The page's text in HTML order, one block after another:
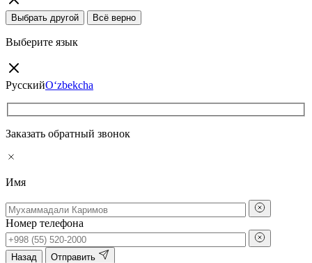
Выбрать другой Всё верно
Выберите язык
РусскийO‘zbekcha
Заказать обратный звонок
Имя
Номер телефона
Назад Отправить